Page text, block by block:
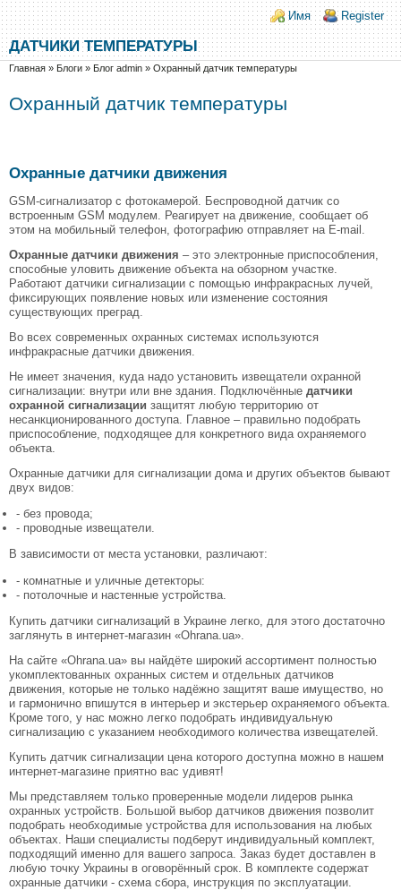
Перейти к основному содержанию
Skip to search
Login links
Имя Register
ДАТЧИКИ ТЕМПЕРАТУРЫ
Вы здесь
Главная » Блоги » Блог admin » Охранный датчик температуры
Охранный датчик температуры
Охранные датчики движения
GSM-сигнализатор с фотокамерой. Беспроводной датчик со
встроенным GSM модулем. Реагирует на движение, сообщает об
этом на мобильный телефон, фотографию отправляет на E-mail.
Охранные датчики движения – это электронные приспособления,
способные уловить движение объекта на обзорном участке.
Работают датчики сигнализации с помощью инфракрасных лучей,
фиксирующих появление новых или изменение состояния
существующих преград.
Во всех современных охранных системах используются
инфракрасные датчики движения.
Не имеет значения, куда надо установить извещатели охранной
сигнализации: внутри или вне здания. Подключённые датчики
охранной сигнализации защитят любую территорию от
несанкционированного доступа. Главное – правильно подобрать
приспособление, подходящее для конкретного вида охраняемого
объекта.
Охранные датчики для сигнализации дома и других объектов бывают
двух видов:
- без провода;
- проводные извещатели.
В зависимости от места установки, различают:
- комнатные и уличные детекторы:
- потолочные и настенные устройства.
Купить датчики сигнализаций в Украине легко, для этого достаточно
заглянуть в интернет-магазин «Ohrana.ua».
На сайте «Ohrana.ua» вы найдёте широкий ассортимент полностью
укомплектованных охранных систем и отдельных датчиков
движения, которые не только надёжно защитят ваше имущество, но
и гармонично впишутся в интерьер и экстерьер охраняемого объекта.
Кроме того, у нас можно легко подобрать индивидуальную
сигнализацию с указанием необходимого количества извещателей.
Купить датчик сигнализации цена которого доступна можно в нашем
интернет-магазине приятно вас удивят!
Мы представляем только проверенные модели лидеров рынка
охранных устройств. Большой выбор датчиков движения позволит
подобрать необходимые устройства для использования на любых
объектах. Наши специалисты подберут индивидуальный комплект,
подходящий именно для вашего запроса. Заказ будет доставлен в
любую точку Украины в оговорённый срок. В комплекте содержат
охранные датчики - схема сбора, инструкция по эксплуатации.